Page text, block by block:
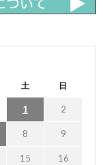
土 日
1 2
8 9
15 16